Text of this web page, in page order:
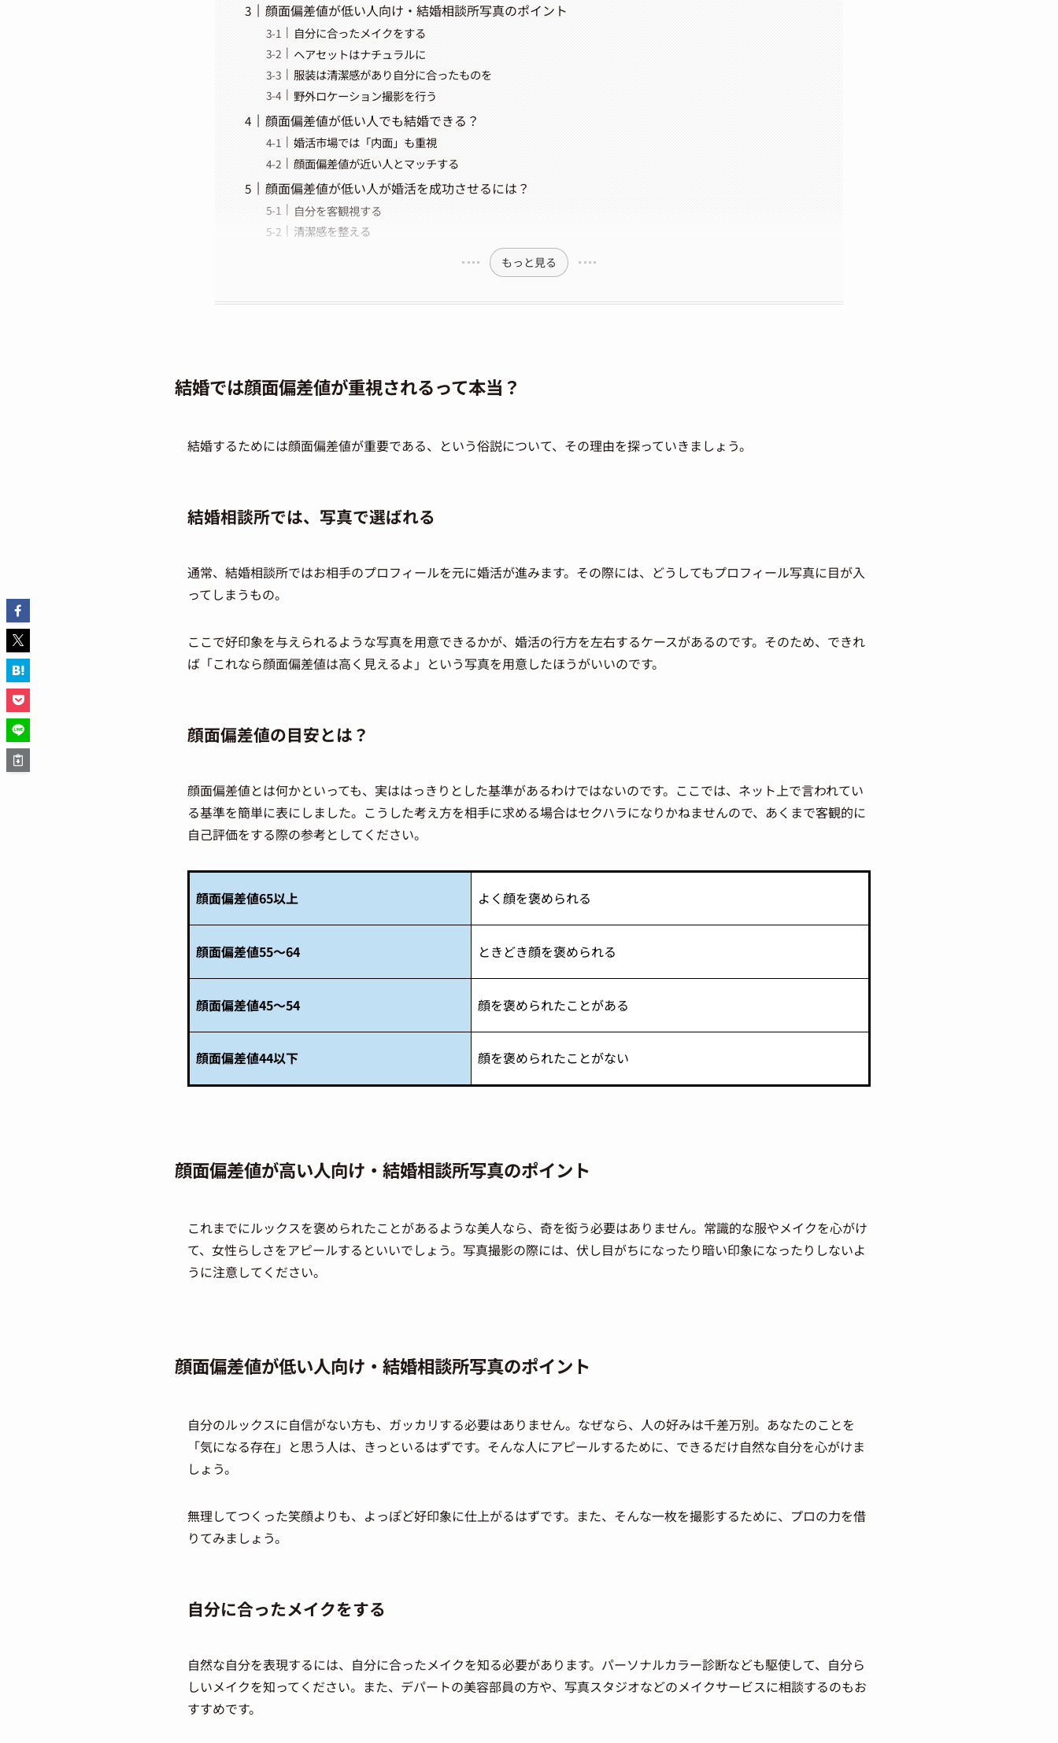
顔面偏差値が低い人向け・結婚相談所写真のポイント
自分に合ったメイクをする
ヘアセットはナチュラルに
服装は清潔感があり自分に合ったものを
野外ロケーション撮影を行う
顔面偏差値が低い人でも結婚できる？
婚活市場では「内面」も重視
顔面偏差値が近い人とマッチする
顔面偏差値が低い人が婚活を成功させるには？
自分を客観視する
清潔感を整える
もっと見る
結婚では顔面偏差値が重視されるって本当？
結婚するためには顔面偏差値が重要である、という俗説について、その理由を探っていきましょう。
結婚相談所では、写真で選ばれる
通常、結婚相談所ではお相手のプロフィールを元に婚活が進みます。その際には、どうしてもプロフィール写真に目が入
ってしまうもの。
ここで好印象を与えられるような写真を用意できるかが、婚活の行方を左右するケースがあるのです。そのため、できれ
ば「これなら顔面偏差値は高く見えるよ」という写真を用意したほうがいいのです。
顔面偏差値の目安とは？
顔面偏差値とは何かといっても、実ははっきりとした基準があるわけではないのです。ここでは、ネット上で言われてい
る基準を簡単に表にしました。こうした考え方を相手に求める場合はセクハラになりかねませんので、あくまで客観的に
自己評価をする際の参考としてください。
顔面偏差値65以上 よく顔を褒められる
顔面偏差値55〜64 ときどき顔を褒められる
顔面偏差値45〜54 顔を褒められたことがある
顔面偏差値44以下 顔を褒められたことがない
顔面偏差値が高い人向け・結婚相談所写真のポイント
これまでにルックスを褒められたことがあるような美人なら、奇を衒う必要はありません。常識的な服やメイクを心がけ
て、女性らしさをアピールするといいでしょう。写真撮影の際には、伏し目がちになったり暗い印象になったりしないよ
うに注意してください。
顔面偏差値が低い人向け・結婚相談所写真のポイント
自分のルックスに自信がない方も、ガッカリする必要はありません。なぜなら、人の好みは千差万別。あなたのことを
「気になる存在」と思う人は、きっといるはずです。 そんな人にアピールするために、できるだけ自然な自分を心がけま
しょう。
無理してつくった笑顔よりも、よっぽど好印象に仕上がるはずです。また、そんな一枚を撮影するために、プロの力を借
りてみましょう。
自分に合ったメイクをする
自然な自分を表現するには、自分に合ったメイクを知る必要があります。パーソナルカラー診断なども駆使して、自分ら
しいメイクを知ってください。また、デパートの美容部員の方や、写真スタジオなどのメイクサービスに相談するのもお
すすめです。